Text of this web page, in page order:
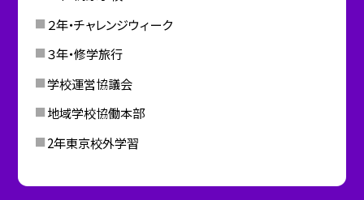
２年・チャレンジウィーク
３年・修学旅行
学校運営協議会
地域学校協働本部
2年東京校外学習